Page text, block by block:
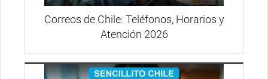
Correos de Chile: Teléfonos, Horarios y
Atención 2026